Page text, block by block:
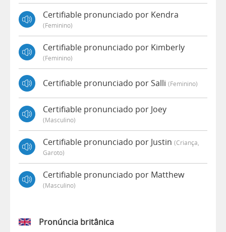
Certifiable pronunciado por Kendra
(feminino)
Certifiable pronunciado por Kimberly
(feminino)
Certifiable pronunciado por Salli (feminino)
Certifiable pronunciado por Joey
(masculino)
Certifiable pronunciado por Justin (criança,
Garoto)
Certifiable pronunciado por Matthew
(masculino)
Pronúncia britânica